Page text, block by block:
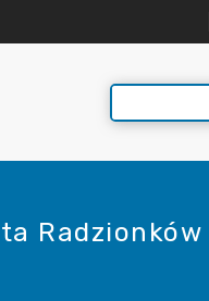
Radzionków